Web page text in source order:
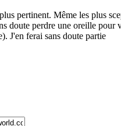
pertinent. Même les plus
doute perdre une oreille pour
J'en ferai sans doute partie